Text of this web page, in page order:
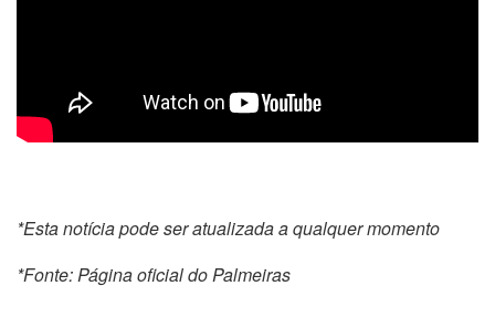
*Esta notícia pode ser atualizada a qualquer momento
*Fonte: Página oficial do Palmeiras